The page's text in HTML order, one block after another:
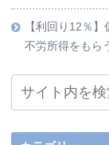
【利回り12％
不労所得をもら